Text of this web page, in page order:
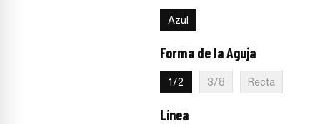
Azul
Forma de la Aguja
1/2 3/8 Recta
Línea